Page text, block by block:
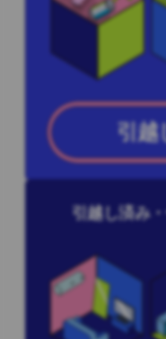
引越
引越し済み